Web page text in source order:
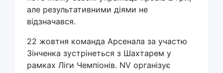
але результативними діями не
відзначався.
22 жовтня команда Арсенала за участю
Зінченка зустрінеться з Шахтарем у
рамках Ліги Чемпіонів. NV організує